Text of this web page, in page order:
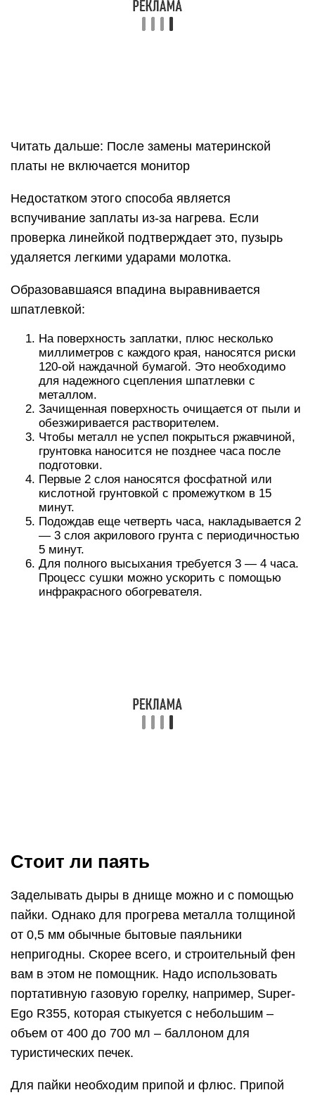
проверка линейкой подтверждает это, пузырь
удаляется легкими ударами молотка.
120-ой наждачной бумагой. Это необходимо
металлом.
обезжиривается растворителем.
Чтобы металл не успел покрыться ржавчиной,
грунтовка наносится не позднее часа после
подготовки.
Первые 2 слоя наносятся фосфатной или
минут.
Подождав еще четверть часа, накладывается 2
— 3 слоя акрилового грунта с периодичностью
Для полного высыхания требуется 3 — 4 часа.
Процесс сушки можно ускорить с помощью
инфракрасного обогревателя.
от 0,5 мм обычные бытовые паяльники
непригодны. Скорее всего, и строительный фен
Для пайки необходим припой и флюс. Припой
преимущественным содержанием олова или
свинца. Флюс можно заменить электролитной
кислотой. Соединение получается прочным, оно
способно выдерживать большие вибрационные
нагрузки.